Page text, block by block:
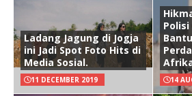
Ladang Jagung di Jogja
ini Jadi Spot Foto Hits di
Media Sosial.
11 DECEMBER 2019 14